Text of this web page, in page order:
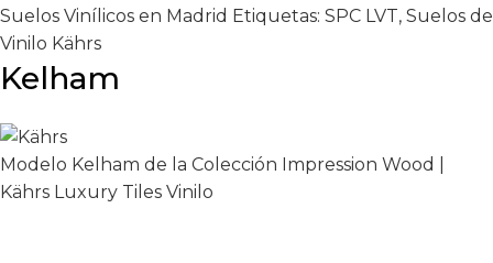
Suelos Vinílicos en Madrid Etiquetas: SPC LVT, Suelos de
Vinilo Kährs
Kelham
Modelo Kelham de la Colección Impression Wood |
Kährs Luxury Tiles Vinilo